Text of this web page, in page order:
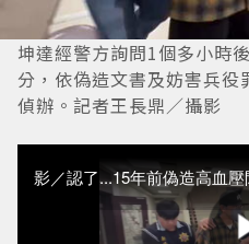
坤達經警方詢問1個多小時
分，依偽造文書及妨害兵役
偵辦。記者王長鼎／攝影